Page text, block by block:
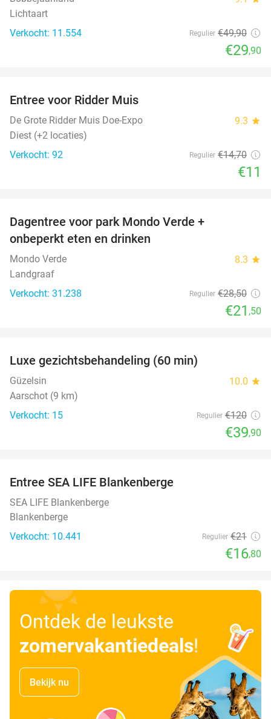
Lichtaart
Verkocht: 11.554
Regulier €49,90
€29,90
Entree voor Ridder Muis
De Grote Ridder Muis Doe-Expo 9.3 star
Diest (+2 locaties)
Verkocht: 92
Regulier €14,70
€11
Dagentree voor park Mondo Verde +
onbeperkt eten en drinken
Mondo Verde 8.3 star
Landgraaf
Verkocht: 31.238
Regulier €28,50
€21 ,50
Luxe gezichtsbehandeling (60 min)
Güzelsin 10.0 star
Aarschot (9 km)
Verkocht: 15
Regulier €120
€39,90
Entree SEA LIFE Blankenberge
SEA LIFE Blankenberge
Blankenberge
Verkocht: 10.441
Regulier €21
€16,80
Ontdek de leukste
zomervakantiedeals!
Bekijk nu